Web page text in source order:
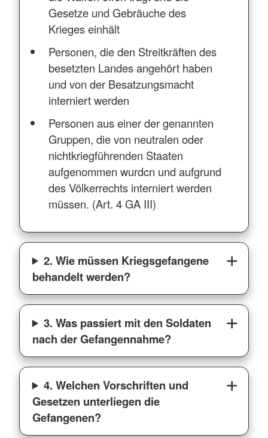
Gesetze und Gebräuche des
Krieges einhält
Personen, die den Streitkräften des
besetzten Landes angehört haben
und von der Besatzungsmacht
interniert werden
Personen aus einer der genannten
Gruppen, die von neutralen oder
nichtkriegführenden Staaten
aufgenommen wurdcn und aufgrund
des Völkerrechts interniert werden
müssen. (Art. 4 GA III)
2. Wie müssen Kriegsgefangene
behandelt werden?
3. Was passiert mit den Soldaten
nach der Gefangennahme?
4. Welchen Vorschriften und
Gesetzen unterliegen die
Gefangenen?